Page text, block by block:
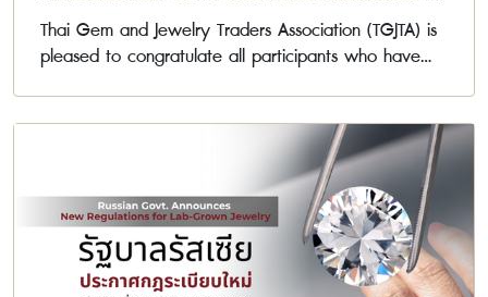
Gemports Award 2026
Thai Gem and Jewelry Traders Association (TGJTA) is
pleased to congratulate all participants who have